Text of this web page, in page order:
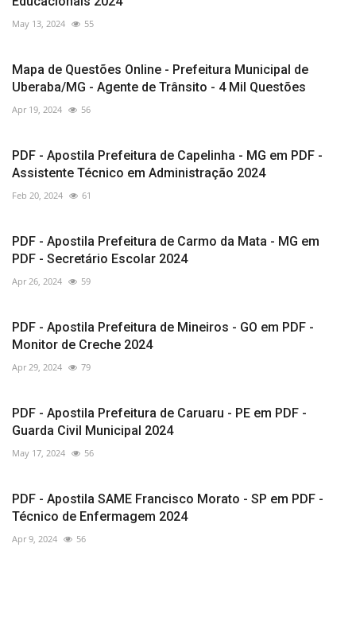
May 13, 2024 55
Mapa de Questões Online - Prefeitura Municipal de
Uberaba/MG - Agente de Trânsito - 4 Mil Questões
Apr 19, 2024 56
PDF - Apostila Prefeitura de Capelinha - MG em PDF -
Assistente Técnico em Administração 2024
Feb 20, 2024 61
PDF - Apostila Prefeitura de Carmo da Mata - MG em
PDF - Secretário Escolar 2024
Apr 26, 2024 59
PDF - Apostila Prefeitura de Mineiros - GO em PDF -
Monitor de Creche 2024
Apr 29, 2024 79
PDF - Apostila Prefeitura de Caruaru - PE em PDF -
Guarda Civil Municipal 2024
May 17, 2024 56
PDF - Apostila SAME Francisco Morato - SP em PDF -
Técnico de Enfermagem 2024
Apr 9, 2024 56